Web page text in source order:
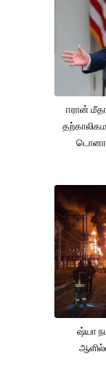
ஈரான்
ஷ்யா